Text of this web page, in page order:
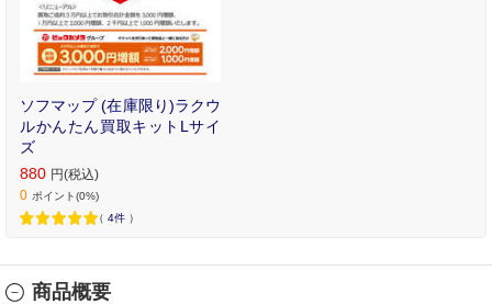
ソフマップ (在庫限り)ラクウ
ルかんたん買取キットLサイ
ズ
880 円(税込)
0 ポイント(0%)
（ 4件 ）
商品概要